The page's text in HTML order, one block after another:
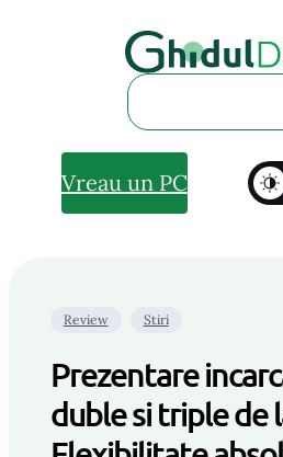
Vreau un PC
Review Stiri
Prezentare
duble si triple de